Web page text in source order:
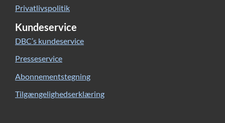
Privatlivspolitik
Kundeservice
DBC’s kundeservice
Presseservice
Abonnementstegning
Tilgængelighedserklæring